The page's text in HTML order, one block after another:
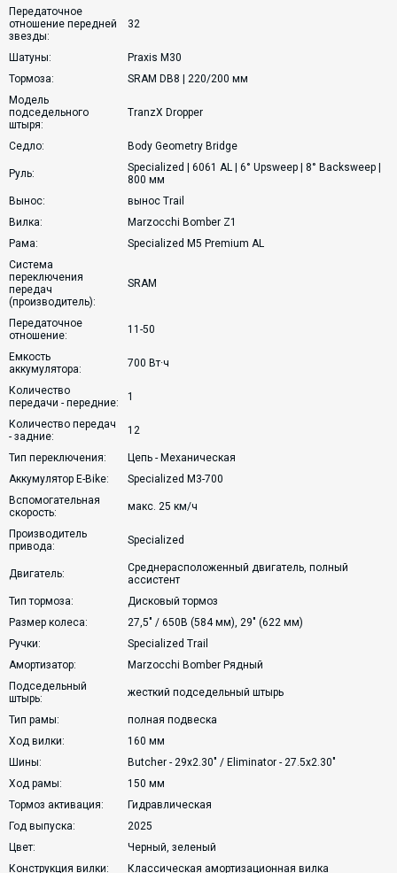
Передаточное
отношение передней
звезды:
32
Шатуны:
Praxis M30
Тормоза:
SRAM DB8 | 220/200 мм
Модель
подседельного
штыря:
TranzX Dropper
Седло: Body Geometry Bridge
Руль:
Specialized | 6061 AL | 6° Upsweep | 8° Backsweep |
800 мм
Вынос:
вынос Trail
Вилка:
Marzocchi Bomber Z1
Рама:
Specialized M5 Premium AL
Система
переключения
передач
(производитель):
SRAM
Передаточное
отношение:
11-50
Емкость
аккумулятора:
700 Вт·ч
Количество
передачи - передние:
1
Количество передач
- задние:
12
Тип переключения:
Цепь - Механическая
Аккумулятор E-Bike:
Specialized M3-700
Вспомогательная
скорость:
макс. 25 км/ч
Производитель
привода:
Specialized
Двигатель:
Среднерасположенный двигатель, полный
ассистент
Тип тормоза:
Дисковый тормоз
Размер колеса:
27,5" / 650B (584 мм), 29" (622 мм)
Ручки:
Specialized Trail
Амортизатор:
Marzocchi Bomber Рядный
Подседельный
штырь:
жесткий подседельный штырь
Тип рамы:
полная подвеска
Ход вилки:
160 мм
Шины:
Butcher - 29x2.30" / Eliminator - 27.5x2.30"
Ход рамы:
150 мм
Тормоз активация:
Гидравлическая
Год выпуска:
2025
Цвет:
Черный, зеленый
Конструкция вилки:
Классическая амортизационная вилка